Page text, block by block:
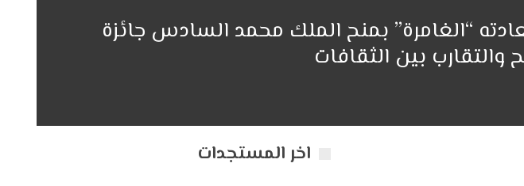
“الغامرة” بمنح الملك محمد السادس جائزة
بين الثقافات
اخر المستجدات